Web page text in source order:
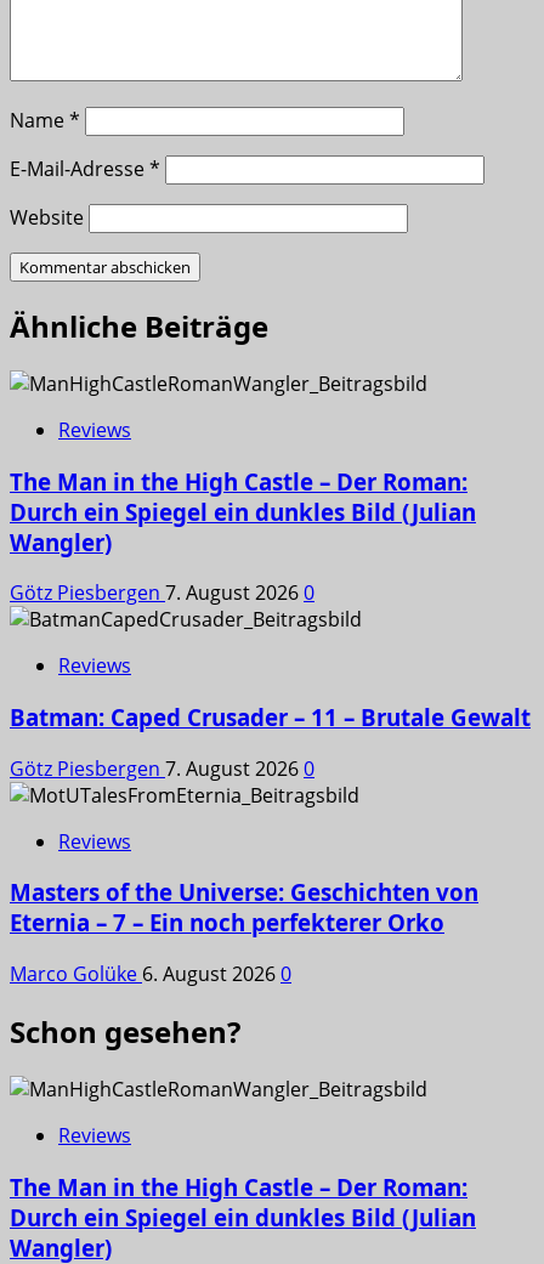
Name*
E-Mail-Adresse*
Website
Ähnliche Beiträge
Reviews
The Man in the High Castle – Der Roman:
Durch ein Spiegel ein dunkles Bild (Julian
Wangler)
Götz Piesbergen 7. August 20260
Reviews
Batman: Caped Crusader – 11 – Brutale Gewalt
Götz Piesbergen 7. August 20260
Reviews
Masters of the Universe: Geschichten von
Eternia – 7 – Ein noch perfekterer Orko
Marco Golüke 6. August 20260
Schon gesehen?
Reviews
The Man in the High Castle – Der Roman:
Durch ein Spiegel ein dunkles Bild (Julian
Wangler)